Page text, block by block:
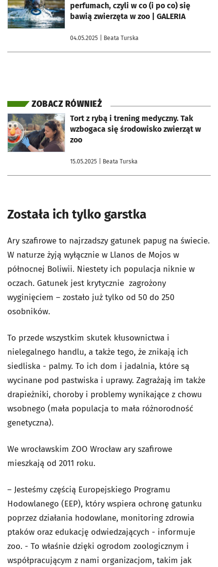
perfumach, czyli w co (i po co) się
bawią zwierzęta w zoo | GALERIA
04.05.2025 | Beata Turska
ZOBACZ RÓWNIEŻ
Tort z rybą i trening medyczny. Tak
wzbogaca się środowisko zwierząt w
zoo
15.05.2025 | Beata Turska
otworzy się w nowej karcie
Została ich tylko garstka
Ary szafirowe to najrzadszy gatunek papug na świecie.
W naturze żyją wyłącznie w Llanos de Mojos w
północnej Boliwii. Niestety ich populacja niknie w
oczach. Gatunek jest krytycznie zagrożony
wyginięciem – zostało już tylko od 50 do 250
osobników.
To przede wszystkim skutek kłusownictwa i
nielegalnego handlu, a także tego, że znikają ich
siedliska - palmy. To ich dom i jadalnia, które są
wycinane pod pastwiska i uprawy. Zagrażają im także
drapieżniki, choroby i problemy wynikające z chowu
wsobnego (mała populacja to mała różnorodność
genetyczna).
We wrocławskim ZOO Wrocław ary szafirowe
mieszkają od 2011 roku.
– Jesteśmy częścią Europejskiego Programu
Hodowlanego (EEP), który wspiera ochronę gatunku
poprzez działania hodowlane, monitoring zdrowia
ptaków oraz edukację odwiedzających - informuje
zoo. - To właśnie dzięki ogrodom zoologicznym i
współpracującym z nami organizacjom, takim jak